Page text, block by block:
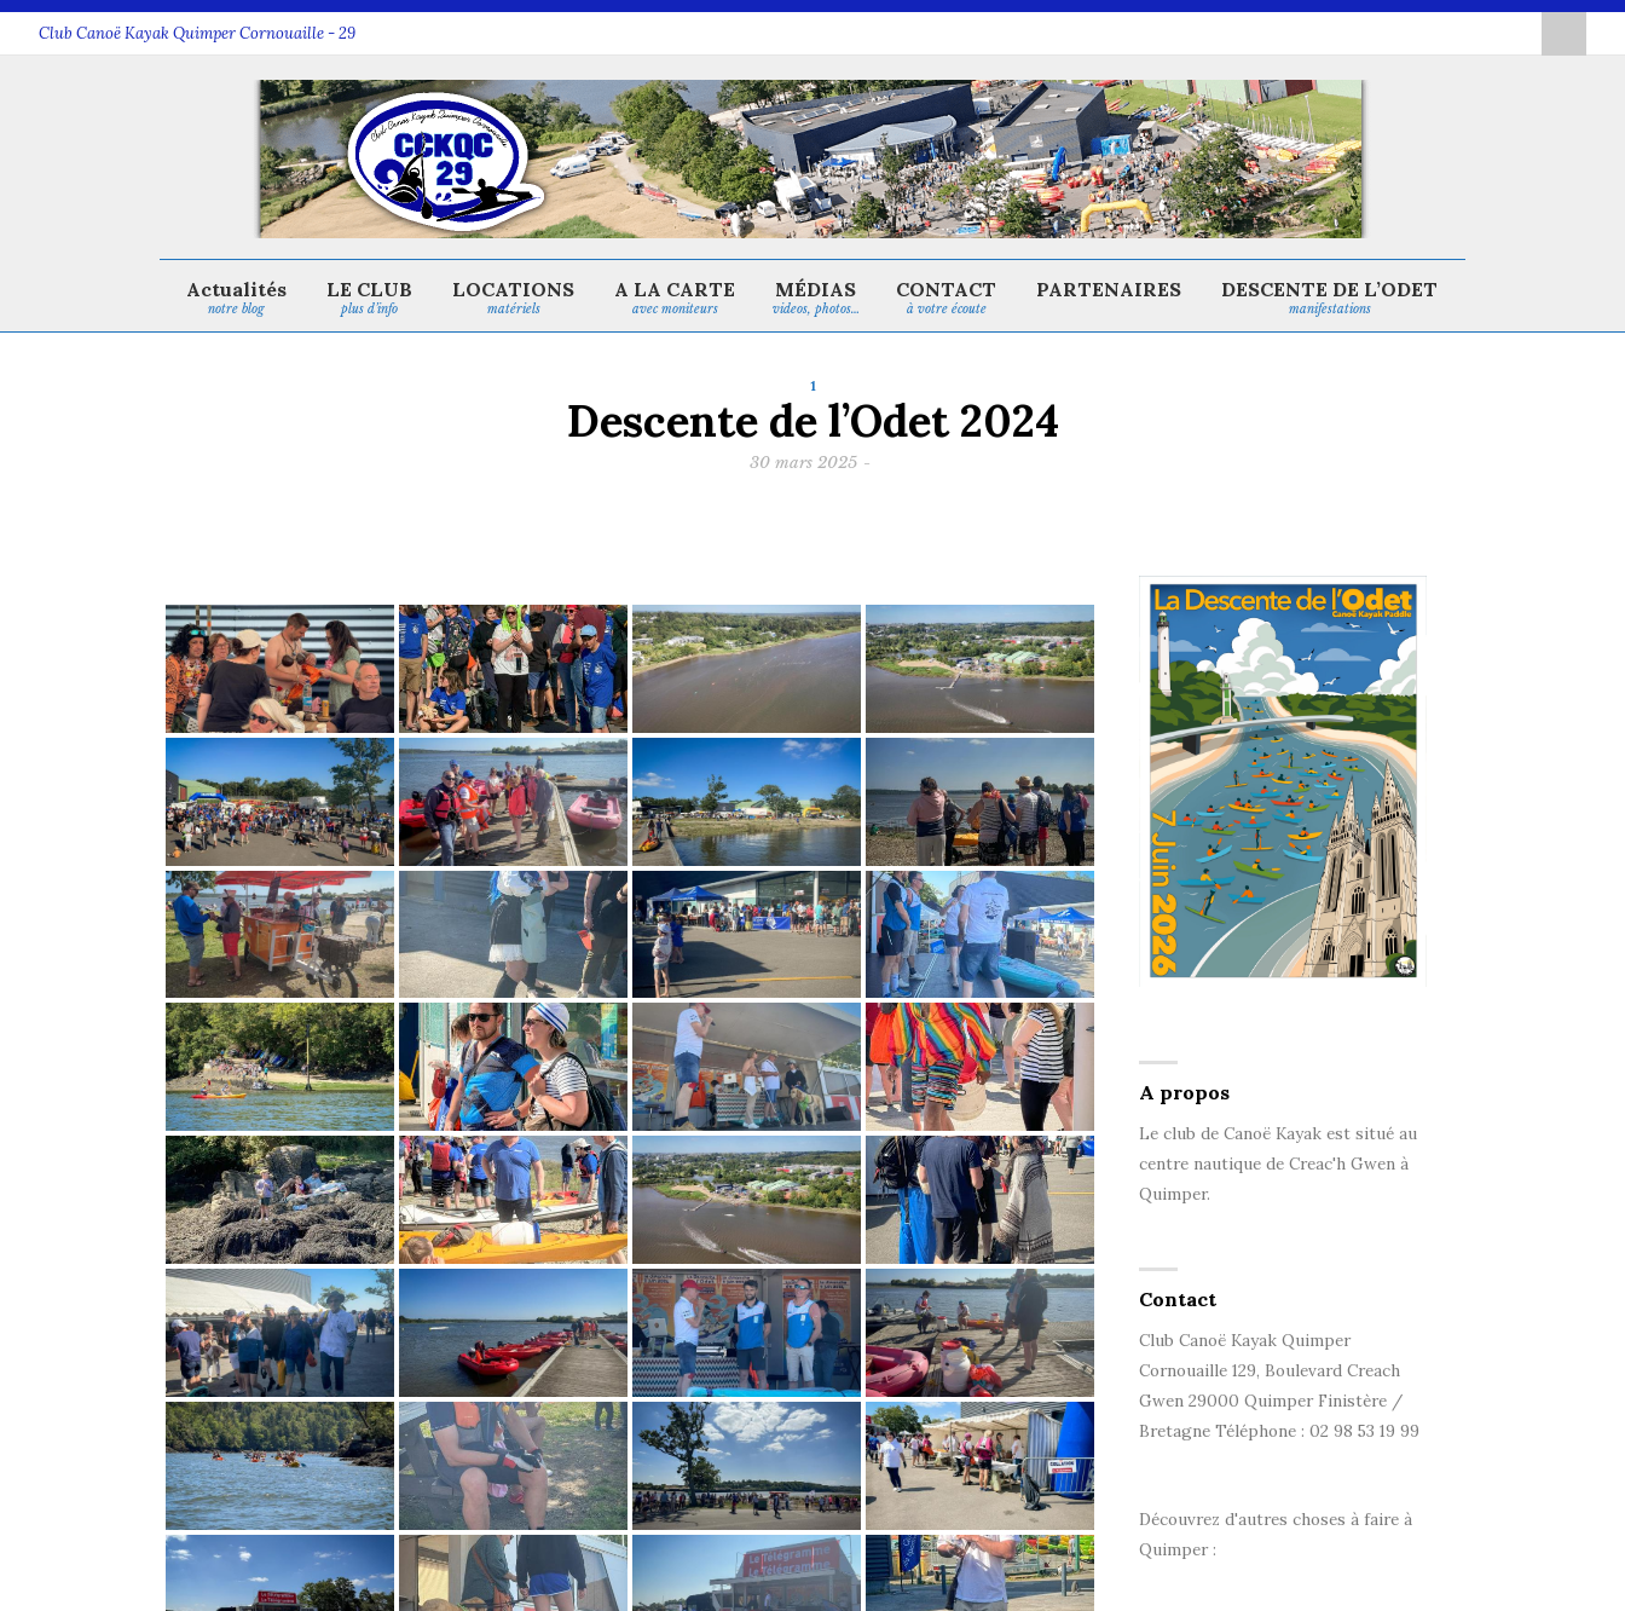
Club Canoë Kayak Quimper Cornouaille - 29
notre blog
Actualités
plus d’info
LE CLUB
matériels
LOCATIONS
avec moniteurs
A LA CARTE
videos, photos…
MÉDIAS
à votre écoute
CONTACT PARTENAIRES
manifestations
DESCENTE DE L’ODET
1
Descente de l’Odet 2024
30 mars 2025 -
A propos
Le club de Canoë Kayak est situé au
centre nautique de Creac'h Gwen à
Quimper.
Contact
Club Canoë Kayak Quimper
Cornouaille 129, Boulevard Creach
Gwen 29000 Quimper Finistère /
Bretagne Téléphone : 02 98 53 19 99
Découvrez d'autres choses à faire à
Quimper :